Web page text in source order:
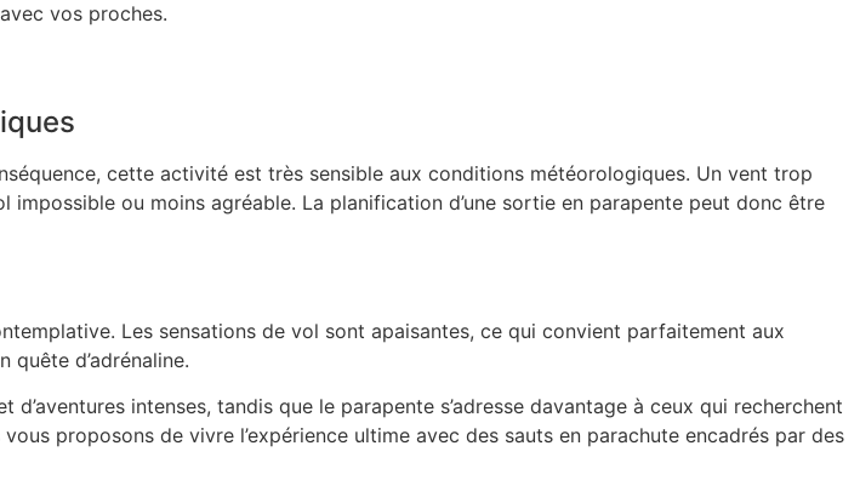
vos proches.
cette activité est très sensible aux conditions météorologiques. Un vent trop
ou moins agréable. La planification d’une sortie en parapente peut donc être
Les sensations de vol sont apaisantes, ce qui convient parfaitement aux
quête d’adrénaline.
intenses, tandis que le parapente s’adresse davantage à ceux qui recherchent
proposons de vivre l’expérience ultime avec des sauts en parachute encadrés par des